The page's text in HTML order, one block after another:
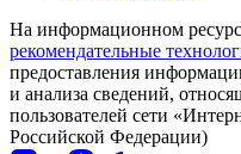
На информационном
рекомендательные
предоставления
и анализа сведений,
пользователей сети
Российской Федерации)